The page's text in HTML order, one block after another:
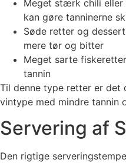
Meget stærk chili
kan gøre tanninerne
Søde retter og
mere tør og bitter
Meget sarte
tannin
Til denne type retter er
vintype med mindre tannin
Servering af
Den rigtige